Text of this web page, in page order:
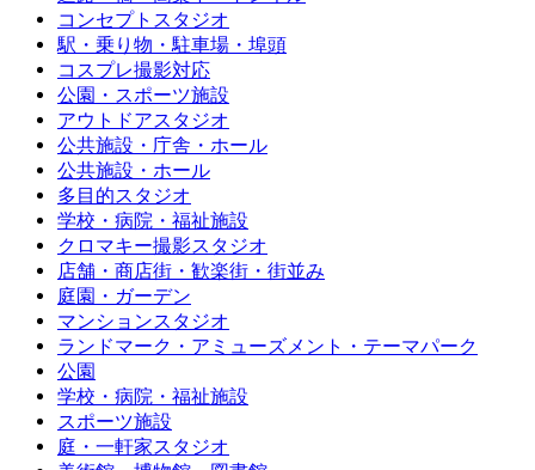
コンセプトスタジオ
駅・乗り物・駐車場・埠頭
コスプレ撮影対応
公園・スポーツ施設
アウトドアスタジオ
公共施設・庁舎・ホール
公共施設・ホール
多目的スタジオ
学校・病院・福祉施設
クロマキー撮影スタジオ
店舗・商店街・歓楽街・街並み
庭園・ガーデン
マンションスタジオ
ランドマーク・アミューズメント・テーマパーク
公園
学校・病院・福祉施設
スポーツ施設
庭・一軒家スタジオ